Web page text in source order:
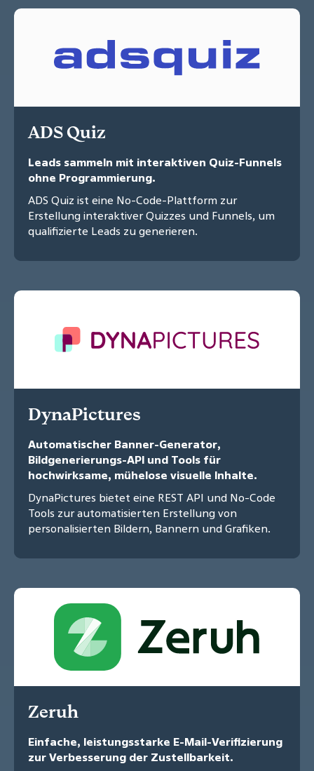
ADS Quiz
Leads sammeln mit interaktiven Quiz-Funnels
ohne Programmierung.
ADS Quiz ist eine No-Code-Plattform zur
Erstellung interaktiver Quizzes und Funnels, um
qualifizierte Leads zu generieren.
DynaPictures
Automatischer Banner-Generator,
Bildgenerierungs-API und Tools für
hochwirksame, mühelose visuelle Inhalte.
DynaPictures bietet eine REST API und No-Code
Tools zur automatisierten Erstellung von
personalisierten Bildern, Bannern und Grafiken.
Zeruh
Einfache, leistungsstarke E-Mail-Verifizierung
zur Verbesserung der Zustellbarkeit.